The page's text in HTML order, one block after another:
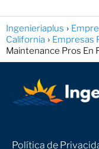
Ingenieriaplus
California
Empresas
Maintenance Pros En
Política de